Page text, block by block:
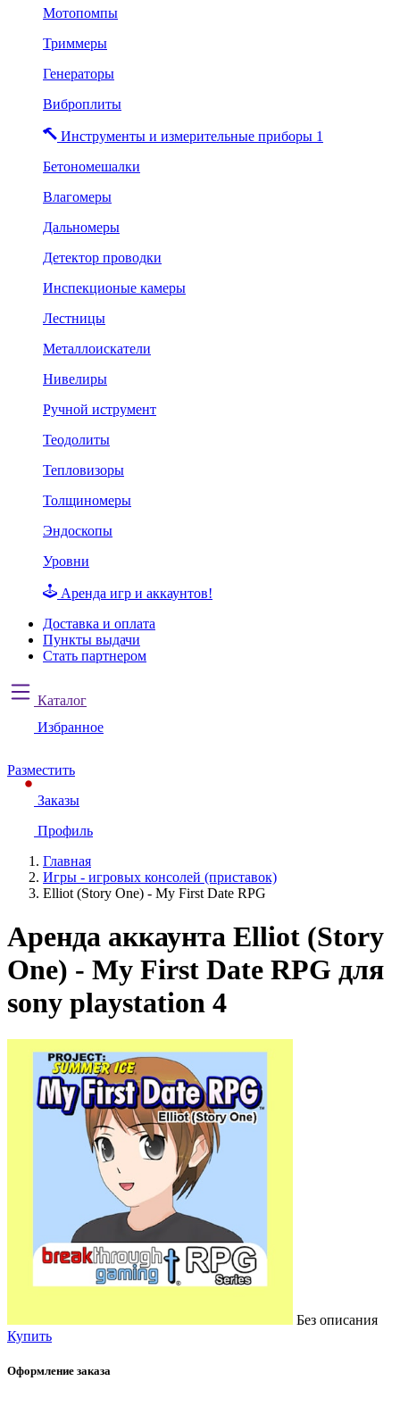
Мотопомпы
Триммеры
Генераторы
Виброплиты
Инструменты и измерительные приборы 1
Бетономешалки
Влагомеры
Дальномеры
Детектор проводки
Инспекционые камеры
Лестницы
Металлоискатели
Нивелиры
Ручной иструмент
Теодолиты
Тепловизоры
Толщиномеры
Эндоскопы
Уровни
Аренда игр и аккаунтов!
Доставка и оплата
Пункты выдачи
Стать партнером
Каталог
Избранное
Разместить
Заказы
Профиль
Главная
Игры - игровых консолей (приставок)
Elliot (Story One) - My First Date RPG
Аренда аккаунта Elliot (Story
One) - My First Date RPG для
sony playstation 4
Без описания
Купить
Оформление заказа